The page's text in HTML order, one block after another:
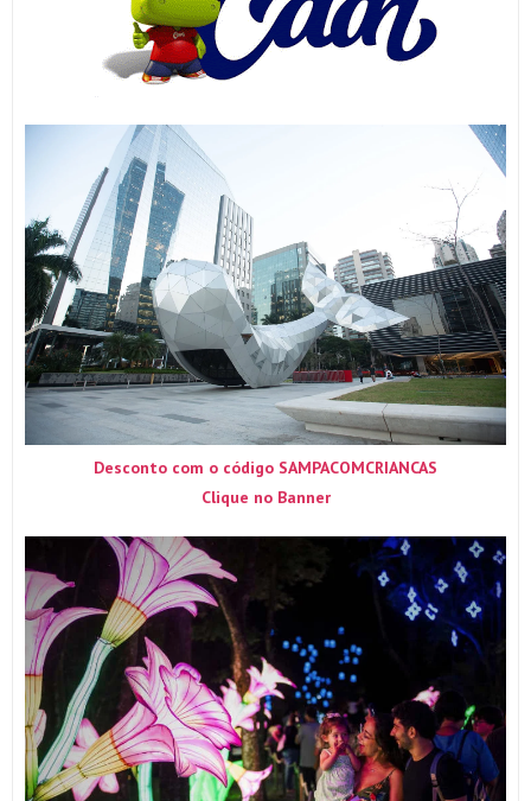
Desconto com o código SAMPACOMCRIANCAS
Clique no Banner